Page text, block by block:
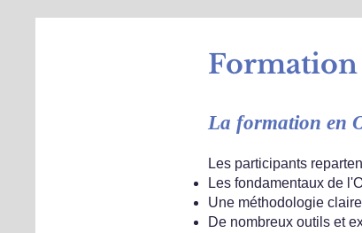
La formation en
Les participants
Les fondamentaux de
Une méthodologie
De nombreux outils et